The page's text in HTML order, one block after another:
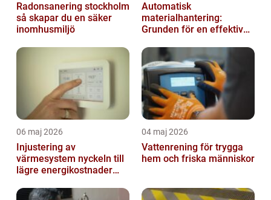
Radonsanering stockholm
så skapar du en säker
inomhusmiljö
Automatisk
materialhantering:
Grunden för en effektiv
06 maj 2026
Injustering av
värmesystem nyckeln till
lägre energikostnader
inomhusklimat
04 maj 2026
Vattenrening för trygga
hem och friska människor